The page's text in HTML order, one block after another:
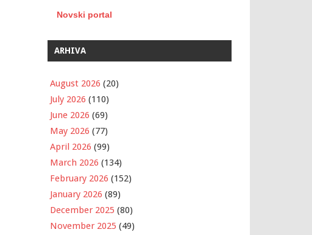
Novski portal
ARHIVA
August 2026 (20)
July 2026 (110)
June 2026 (69)
May 2026 (77)
April 2026 (99)
March 2026 (134)
February 2026 (152)
January 2026 (89)
December 2025 (80)
November 2025 (49)